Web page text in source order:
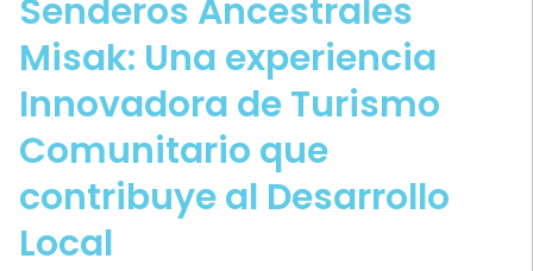
Senderos Ancestrales
Misak: Una experiencia
Innovadora de Turismo
Comunitario que
contribuye al Desarrollo
Local